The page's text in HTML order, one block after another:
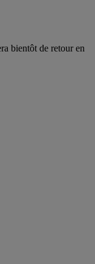
bientôt de retour en